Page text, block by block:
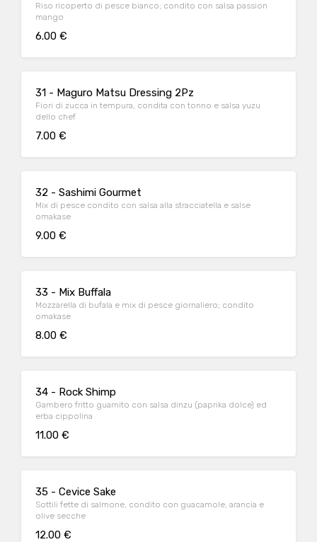
Riso ricoperto di pesce bianco; condito con salsa passion
mango
6.00 €
31 - Maguro Matsu Dressing 2Pz
Fiori di zucca in tempura, condita con tonno e salsa yuzu
dello chef
7.00 €
32 - Sashimi Gourmet
Mix di pesce condito con salsa alla stracciatella e salse
omakase
9.00 €
33 - Mix Buffala
Mozzarella di bufala e mix di pesce giornaliero; condito
omakase
8.00 €
34 - Rock Shimp
Gambero fritto guarnito con salsa dinzu (paprika dolce) ed
erba cippolina
11.00 €
35 - Cevice Sake
Sottili fette di salmone, condito con guacamole, arancia e
olive secche
12.00 €